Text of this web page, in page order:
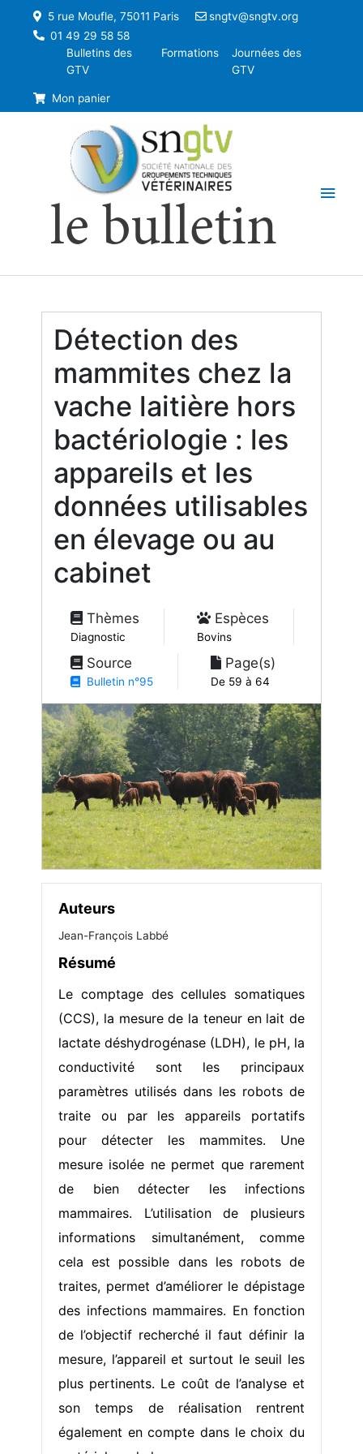
5 rue Moufle, 75011 Paris
sngtv@sngtv.org
01 49 29 58 58
Bulletins des
GTV
Formations
Journées des
GTV
Mon panier
le bulletin
Détection des
mammites chez la
vache laitière hors
bactériologie : les
appareils et les
données utilisables
en élevage ou au
cabinet
Thèmes
Diagnostic
Espèces
Bovins
Source
Bulletin n°95
Page(s)
De 59 à 64
Auteurs
Jean-François Labbé
Résumé
Le comptage des cellules somatiques
(CCS), la mesure de la teneur en lait de
lactate déshydrogénase (LDH), le pH, la
conductivité sont les principaux
paramètres utilisés dans les robots de
traite ou par les appareils portatifs
pour détecter les mammites. Une
mesure isolée ne permet que rarement
de bien détecter les infections
mammaires. L’utilisation de plusieurs
informations simultanément, comme
cela est possible dans les robots de
traites, permet d’améliorer le dépistage
des infections mammaires. En fonction
de l’objectif recherché il faut définir la
mesure, l’appareil et surtout le seuil les
plus pertinents. Le coût de l’analyse et
son temps de réalisation rentrent
également en compte dans le choix du